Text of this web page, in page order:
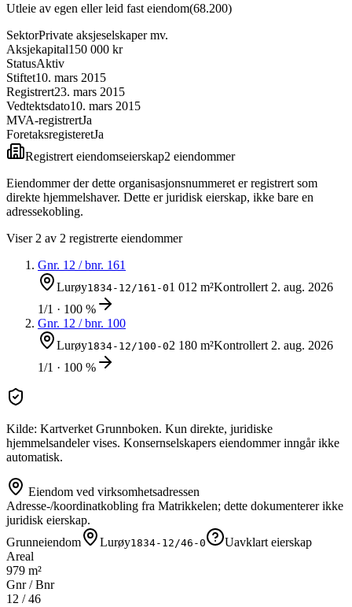
Utleie av egen eller leid fast eiendom(68.200)
SektorPrivate aksjeselskaper mv.
Aksjekapital150 000 kr
StatusAktiv
Stiftet10. mars 2015
Registrert23. mars 2015
Vedtektsdato10. mars 2015
MVA-registrertJa
ForetaksregisteretJa
Registrert eiendomseierskap2 eiendommer
Eiendommer der dette organisasjonsnummeret er registrert som
direkte hjemmelshaver. Dette er juridisk eierskap, ikke bare en
adressekobling.
Viser2 av 2 registrerte eiendommer
Gnr. 12 / bnr. 161
Lurøy1834-12/161-01 012 m²Kontrollert2. aug. 2026
1/1 · 100 %
Gnr. 12 / bnr. 100
Lurøy1834-12/100-02 180 m²Kontrollert2. aug. 2026
1/1 · 100 %
Kilde: Kartverket Grunnboken. Kun direkte, juridiske
hjemmelsandeler vises. Konsernselskapers eiendommer inngår ikke
automatisk.
Eiendom ved virksomhetsadressen
Adresse-/koordinatkobling fra Matrikkelen; dette dokumenterer ikke
juridisk eierskap.
Grunneiendom
Lurøy1834-12/46-0
Uavklart eierskap
Areal
979 m²
Gnr / Bnr
12 /46